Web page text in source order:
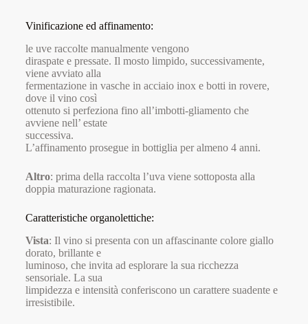
Vinificazione ed affinamento:
le uve raccolte manualmente vengono
diraspate e pressate. Il mosto limpido, successivamente,
viene avviato alla
fermentazione in vasche in acciaio inox e botti in rovere,
dove il vino così
ottenuto si perfeziona fino all’imbotti-gliamento che
avviene nell’ estate
successiva.
L’affinamento prosegue in bottiglia per almeno 4 anni.
Altro: prima della raccolta l’uva viene sottoposta alla
doppia maturazione ragionata.
Caratteristiche organolettiche:
Vista: Il vino si presenta con un affascinante colore giallo
dorato, brillante e
luminoso, che invita ad esplorare la sua ricchezza
sensoriale. La sua
limpidezza e intensità conferiscono un carattere suadente e
irresistibile.